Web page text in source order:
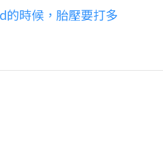
的時候，胎壓要打多